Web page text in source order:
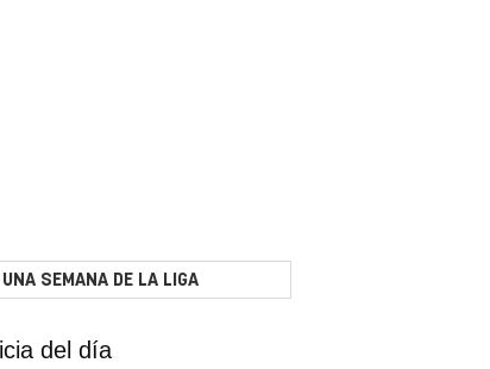
SEMANA DE LA LIGA
del día